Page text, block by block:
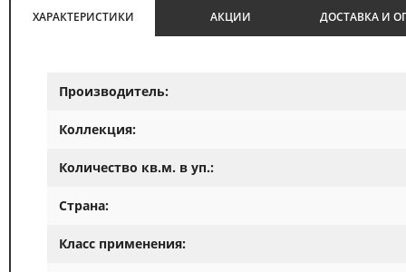
ХАРАКТЕРИСТИКИ АКЦИИ ДОСТАВКА И
Производитель:
Коллекция:
Количество кв.м. в уп.:
Страна:
Класс применения: